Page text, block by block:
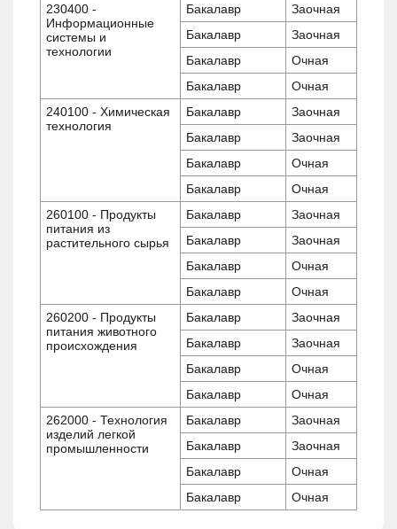
230400 -
Информационные
системы и
технологии
Бакалавр
Заочная
Бакалавр
Заочная
Бакалавр
Очная
Бакалавр
Очная
240100 - Химическая
технология
Бакалавр
Заочная
Бакалавр
Заочная
Бакалавр
Очная
Бакалавр
Очная
260100 - Продукты
питания из
растительного сырья
Бакалавр
Заочная
Бакалавр
Заочная
Бакалавр
Очная
Бакалавр
Очная
260200 - Продукты
питания животного
происхождения
Бакалавр
Заочная
Бакалавр
Заочная
Бакалавр
Очная
Бакалавр
Очная
262000 - Технология
изделий легкой
промышленности
Бакалавр
Заочная
Бакалавр
Заочная
Бакалавр
Очная
Бакалавр
Очная